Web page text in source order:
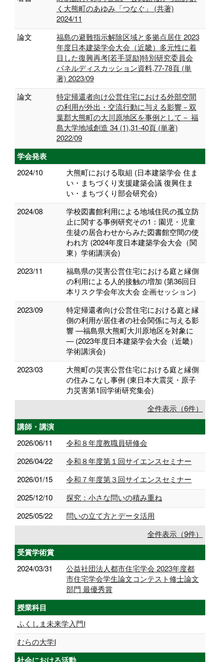
く大熊町のあゆみ「つなぐ」 (共著)
2024/11
論文
福島の避難指示解除区域と多拠点居住 2023
年度日本建築学会大会（近畿）多元性に着
目した復興再考[若手奨励]特別研究委員会
パネルディスカッション資料,77-78頁 (単
著) 2023/09
論文
特定帰還者向け公営住宅における外部空間
の利用が外出・交流行動に与える影響－双
葉郡大熊町の大川原地区を事例として－ 福
島大学地域創造 34 (1),31-40頁 (単著)
2022/09
学会発表
2024/10
大熊町における取組 (日本建築学会 住ま
い・まちづくり支援建築会議 復興住ま
い・まちづくり部会研究会)
2024/08
学校図書館利用による地域住民の孤立防
止に関する事例研究その1：園児・児童
生徒の居合わせからみた図書館空間の使
われ方 (2024年度日本建築学会大会（関
東）学術講演会)
2023/11
福島県の災害公営住宅における庭と縁側
の利用による人的接触の増加 (第36回日
本リスク学会年次大会 企画セッション)
2023/09
特定帰還者向け公営住宅における庭と縁
側の利用が居住者の社会関係に与える影
響 ―福島県大熊町大川原地区を対象に
― (2023年度日本建築学会大会（近畿）
学術講演会)
2023/03
大熊町の災害公営住宅における庭と縁側
の住みこなし事例 (東日本大震災・原子
力災害第1回学術研究集会)
全件表示（6件）
講師・講演
2026/06/11
令和８年度教職員研修会
2026/04/22
令和８年度第１回サイエンスセミナー
2026/01/15
令和７年度第３回サイエンスセミナー
2025/12/10
探究：小さな問いの積み重ね
2025/05/22
問いの立て方とデータ活用
全件表示（9件）
受賞学術賞
2024/03/31
公益社団法人都市住宅学会 2023年度都
市住宅学会学生論文コンテスト修士論文
部門 最優秀賞
授業科目
ふくしま未来学入門Ⅰ
むらの大学Ⅰ